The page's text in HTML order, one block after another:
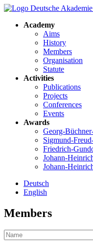
Academy
Aims
History
Members
Organisation
Statute
Activities
Publications
Projects
Conferences
Events
Awards
Georg-
Sigmund-
Friedrich-
Johann-
Johann-
Deutsch
English
Members